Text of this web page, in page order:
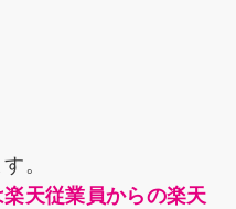
。
天従業員からの楽天